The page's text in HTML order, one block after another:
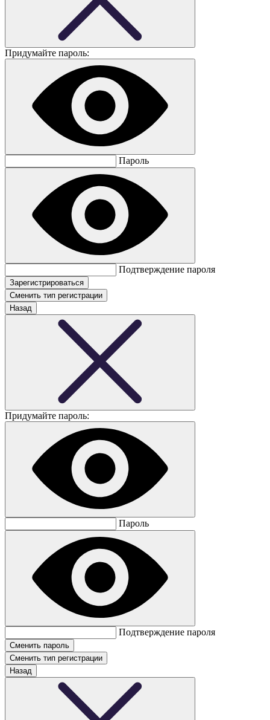
Придумайте пароль:
Пароль
Подтверждение пароля
Сменить тип регистрации
Назад
Придумайте пароль:
Пароль
Подтверждение пароля
Сменить тип регистрации
Назад